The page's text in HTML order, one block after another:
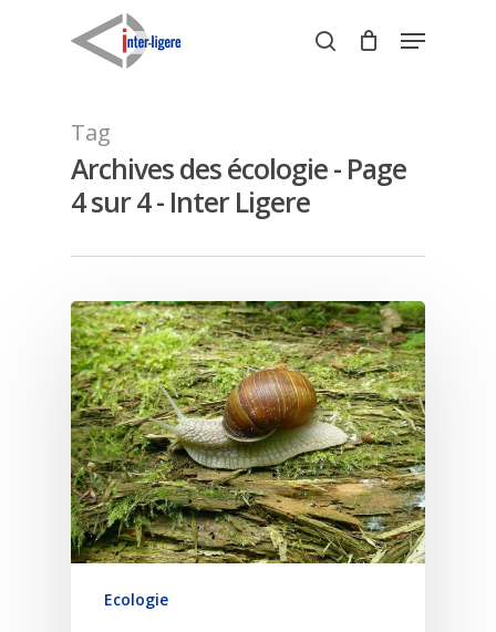
search
Menu
Tag
Archives des écologie - Page
4 sur 4 - Inter Ligere
Ecologie